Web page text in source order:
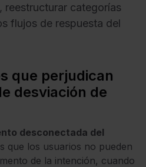
reestructurar categorías
flujos de respuesta del
que perjudican
desviación de
desconectada del
que los usuarios no pueden
de la intención, cuando